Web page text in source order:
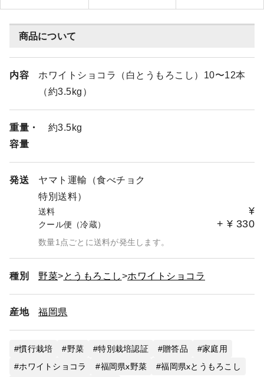
商品について
内容
ホワイトショコラ（白とうもろこし）10〜12本
（約3.5kg）
重量・
容量
約3.5kg
発送
ヤマト運輸（食べチョク
特別送料）
送料 ¥
クール便（冷蔵） + ¥ 330
数量1点ごとに送料が発生します。
種別 野菜 とうもろこし ホワイトショコラ
産地 福岡県
慣行栽培 野菜 特別栽培認証 贈答品
家庭用
ホワイトショコラ
福岡県x野菜 福岡県xとうもろこし